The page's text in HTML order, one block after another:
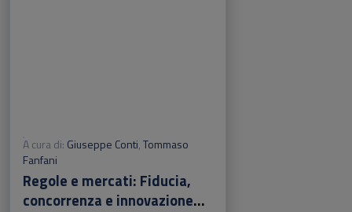
A cura di: Giuseppe Conti,Tommaso
Fanfani
Regole e mercati: Fiducia,
concorrenza e innovazione